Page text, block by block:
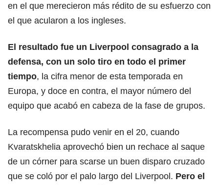
en el que merecieron más rédito de su esfuerzo con
el que acularon a los ingleses.
El resultado fue un Liverpool consagrado a la
defensa, con un solo tiro en todo el primer
tiempo, la cifra menor de esta temporada en
Europa, y doce en contra, el mayor número del
equipo que acabó en cabeza de la fase de grupos.
La recompensa pudo venir en el 20, cuando
Kvaratskhelia aprovechó bien un rechace al saque
de un córner para scarse un buen disparo cruzado
que se coló por el palo largo del Liverpool. Pero el